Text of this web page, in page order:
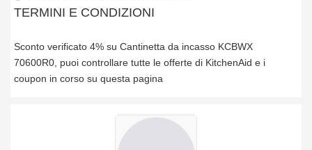
TERMINI E CONDIZIONI
Sconto verificato 4% su Cantinetta da incasso KCBWX
70600R0, puoi controllare tutte le offerte di KitchenAid e i
coupon in corso su questa pagina